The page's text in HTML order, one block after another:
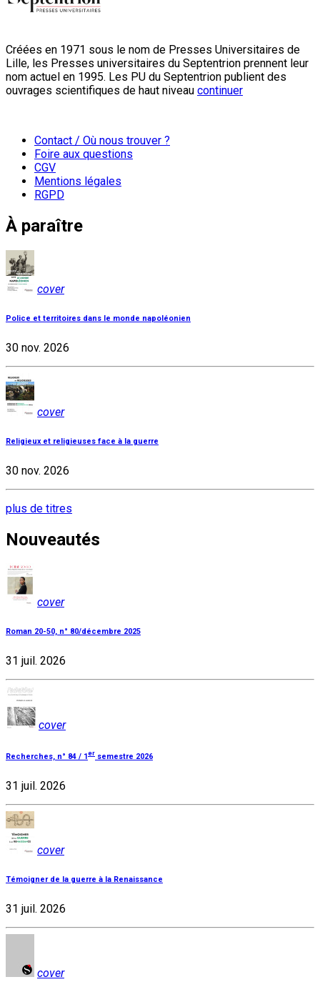
Créées en 1971 sous le nom de Presses Universitaires de
Lille, les Presses universitaires du Septentrion prennent leur
nom actuel en 1995. Les PU du Septentrion publient des
ouvrages scientifiques de haut niveau continuer
Contact / Où nous trouver ?
Foire aux questions
CGV
Mentions légales
RGPD
À paraître
cover
Police et territoires dans le monde napoléonien
30 nov. 2026
cover
Religieux et religieuses face à la guerre
30 nov. 2026
plus de titres
Nouveautés
cover
Roman 20-50, n° 80/décembre 2025
31 juil. 2026
cover
Recherches, n° 84 / 1er semestre 2026
31 juil. 2026
cover
Témoigner de la guerre à la Renaissance
31 juil. 2026
cover